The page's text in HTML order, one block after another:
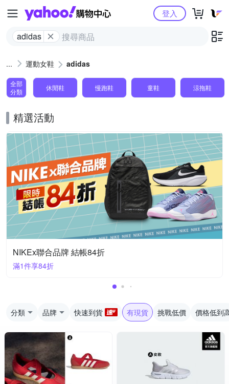
Yahoo購物中心
adidas
登入
運動女鞋 adidas
全部
分類
休閒鞋 慢跑鞋 童鞋 涼拖鞋
精選活動
NIKEx聯合品牌 結帳84折
滿1件享84折
分類 品牌 快速到貨 有現貨 挑戰低價 價格低到